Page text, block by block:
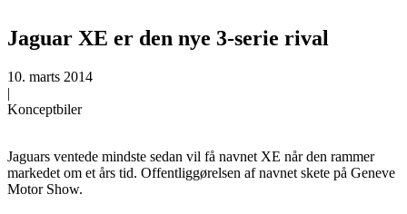
Jaguar XE er den nye 3-serie rival
10. marts 2014
|
Konceptbiler
Jaguars ventede mindste sedan vil få navnet XE når den rammer
markedet om et års tid. Offentliggørelsen af navnet skete på Geneve
Motor Show.